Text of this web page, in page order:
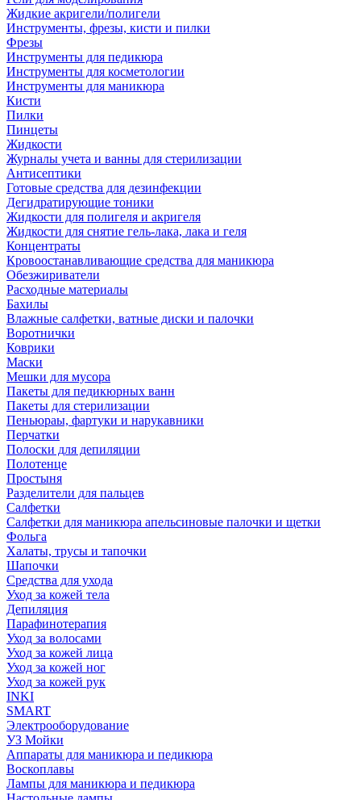
Жидкие акригели/полигели
Инструменты, фрезы, кисти и пилки
Фрезы
Инструменты для педикюра
Инструменты для косметологии
Инструменты для маникюра
Кисти
Пилки
Пинцеты
Жидкости
Журналы учета и ванны для стерилизации
Антисептики
Готовые средства для дезинфекции
Дегидратирующие тоники
Жидкости для полигеля и акригеля
Жидкости для снятие гель-лака, лака и геля
Концентраты
Кровоостанавливающие средства для маникюра
Обезжириватели
Расходные материалы
Бахилы
Влажные салфетки, ватные диски и палочки
Воротнички
Коврики
Маски
Мешки для мусора
Пакеты для педикюрных ванн
Пакеты для стерилизации
Пеньюраы, фартуки и нарукавники
Перчатки
Полоски для депиляции
Полотенце
Простыня
Разделители для пальцев
Салфетки
Салфетки для маникюра апельсиновые палочки и щетки
Фольга
Халаты, трусы и тапочки
Шапочки
Средства для ухода
Уход за кожей тела
Депиляция
Парафинотерапия
Уход за волосами
Уход за кожей лица
Уход за кожей ног
Уход за кожей рук
INKI
SMART
Электрооборудование
УЗ Мойки
Аппараты для маникюра и педикюра
Воскоплавы
Лампы для маникюра и педикюра